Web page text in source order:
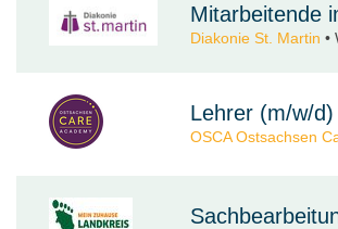
Mitarbeitende
Diakonie St. Martin •
Lehrer (m/w/
OSCA Ostsachsen